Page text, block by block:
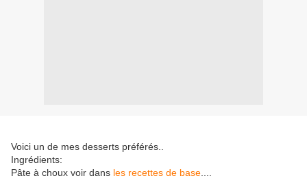
Voici un de mes desserts préférés..
Ingrédients:
Pâte à choux voir dans les recettes de base